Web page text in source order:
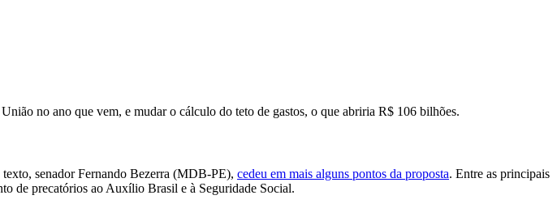
no ano que vem, e mudar o cálculo do teto de gastos, o que abriria R$ 106 bilhões.
senador Fernando Bezerra (MDB-PE), cedeu em mais alguns pontos da proposta. Entre as principais
de precatórios ao Auxílio Brasil e à Seguridade Social.